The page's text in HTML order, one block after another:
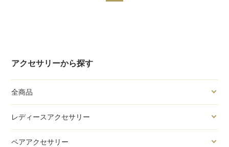
アクセサリーから探す
全商品
レディースアクセサリー
ペアアクセサリー